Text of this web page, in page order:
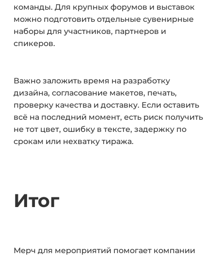
команды. Для крупных форумов и выставок
можно подготовить отдельные сувенирные
наборы для участников, партнеров и
спикеров.
Важно заложить время на разработку
дизайна, согласование макетов, печать,
проверку качества и доставку. Если оставить
всё на последний момент, есть риск получить
не тот цвет, ошибку в тексте, задержку по
срокам или нехватку тиража.
Итог
Мерч для мероприятий помогает компании